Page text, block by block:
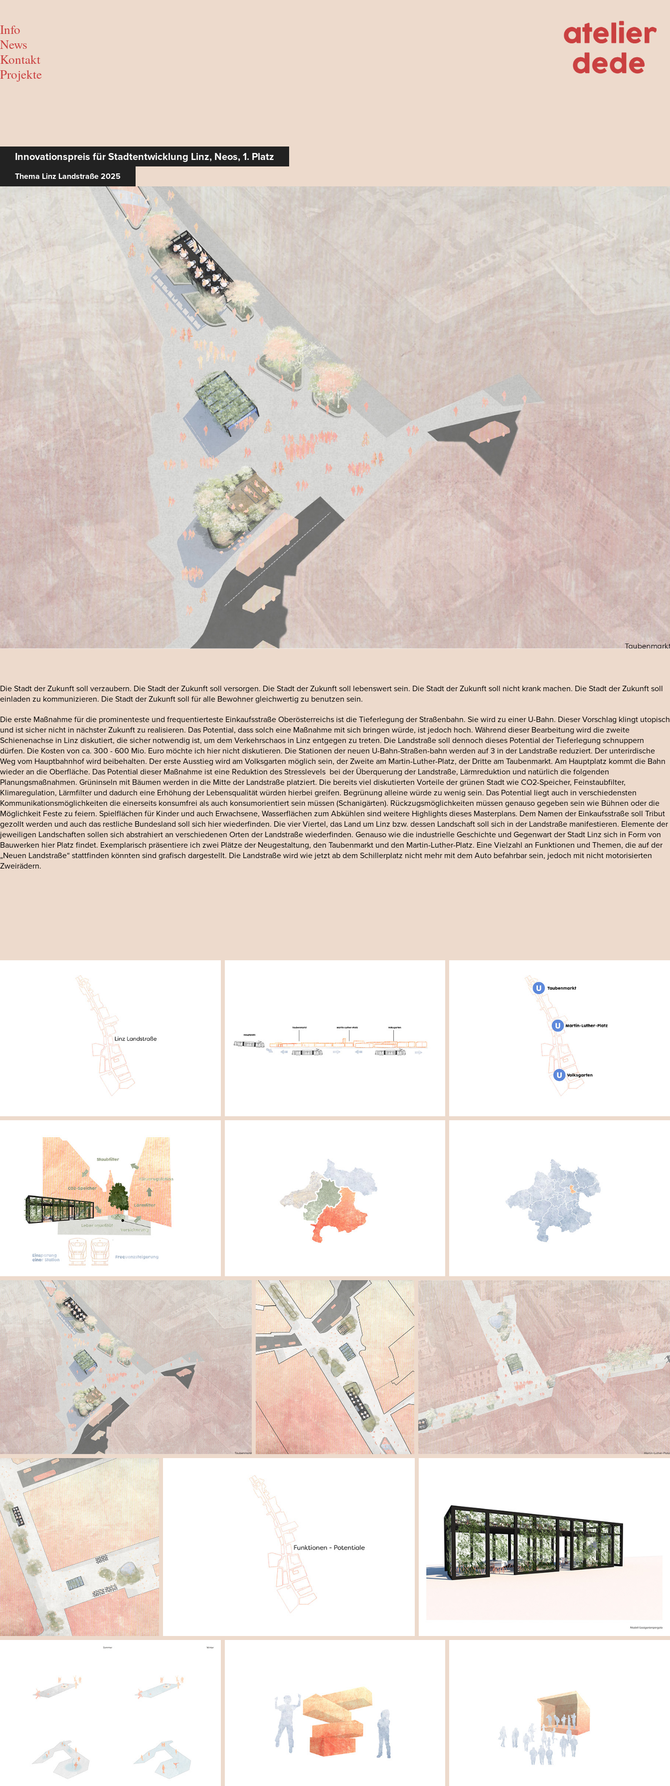
Info
News
Kontakt
Projekte
Innovationspreis für Stadtentwicklung Linz, Neos, 1. Platz
Thema Linz Landstraße 2025
Die Stadt der Zukunft soll verzaubern. Die Stadt der Zukunft soll versorgen. Die Stadt der Zukunft soll lebenswert sein. Die Stadt der Zukunft soll nicht krank machen. Die Stadt der Zukunft soll
einladen zu kommunizieren. Die Stadt der Zukunft soll für alle Bewohner gleichwertig zu benutzen sein.
Die erste Maßnahme für die prominenteste und frequentierteste Einkaufsstraße Oberösterreichs ist die Tieferlegung der Straßenbahn. Sie wird zu einer U-Bahn. Dieser Vorschlag klingt utopisch
und ist sicher nicht in nächster Zukunft zu realisieren. Das Potential, dass solch eine Maßnahme mit sich bringen würde, ist jedoch hoch. Während dieser Bearbeitung wird die zweite
Schienenachse in Linz diskutiert, die sicher notwendig ist, um dem Verkehrschaos in Linz entgegen zu treten. Die Landstraße soll dennoch dieses Potential der Tieferlegung schnuppern
dürfen. Die Kosten von ca. 300 - 600 Mio. Euro möchte ich hier nicht diskutieren. Die Stationen der neuen U-Bahn-Straßen-bahn werden auf 3 in der Landstraße reduziert. Der unterirdische
Weg vom Hauptbahnhof wird beibehalten. Der erste Ausstieg wird am Volksgarten möglich sein, der Zweite am Martin-Luther-Platz, der Dritte am Taubenmarkt. Am Hauptplatz kommt die Bahn
wieder an die Oberfläche. Das Potential dieser Maßnahme ist eine Reduktion des Stresslevels bei der Überquerung der Landstraße, Lärmreduktion und natürlich die folgenden
Planungsmaßnahmen. Grüninseln mit Bäumen werden in die Mitte der Landstraße platziert. Die bereits viel diskutierten Vorteile der grünen Stadt wie CO2-Speicher, Feinstaubfilter,
Klimaregulation, Lärmfilter und dadurch eine Erhöhung der Lebensqualität würden hierbei greifen. Begrünung alleine würde zu wenig sein. Das Potential liegt auch in verschiedensten
Kommunikationsmöglichkeiten die einerseits konsumfrei als auch konsumorientiert sein müssen (Schanigärten). Rückzugsmöglichkeiten müssen genauso gegeben sein wie Bühnen oder die
Möglichkeit Feste zu feiern. Spielflächen für Kinder und auch Erwachsene, Wasserflächen zum Abkühlen sind weitere Highlights dieses Masterplans. Dem Namen der Einkaufsstraße soll Tribut
gezollt werden und auch das restliche Bundesland soll sich hier wiederfinden. Die vier Viertel, das Land um Linz bzw. dessen Landschaft soll sich in der Landstraße manifestieren. Elemente der
jeweiligen Landschaften sollen sich abstrahiert an verschiedenen Orten der Landstraße wiederfinden. Genauso wie die industrielle Geschichte und Gegenwart der Stadt Linz sich in Form von
Bauwerken hier Platz findet. Exemplarisch präsentiere ich zwei Plätze der Neugestaltung, den Taubenmarkt und den Martin-Luther-Platz. Eine Vielzahl an Funktionen und Themen, die auf der
„Neuen Landstraße“ stattfinden könnten sind grafisch dargestellt. Die Landstraße wird wie jetzt ab dem Schillerplatz nicht mehr mit dem Auto befahrbar sein, jedoch mit nicht motorisierten
Zweirädern.